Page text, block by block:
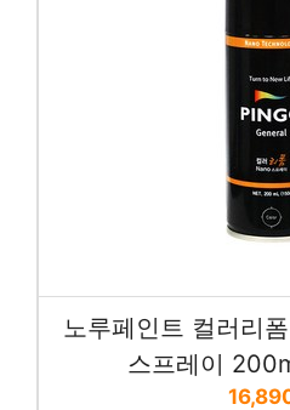
노루페인트 컬러리
스프레이